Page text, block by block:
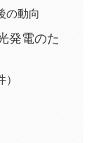
の動向
発電のた